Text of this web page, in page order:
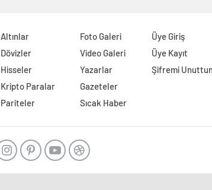
Altınlar
Dövizler
Hisseler
Kripto Paralar
Pariteler
Foto Galeri
Video Galeri
Yazarlar
Gazeteler
Sıcak Haber
Üye Giriş
Üye Kayıt
Şifremi